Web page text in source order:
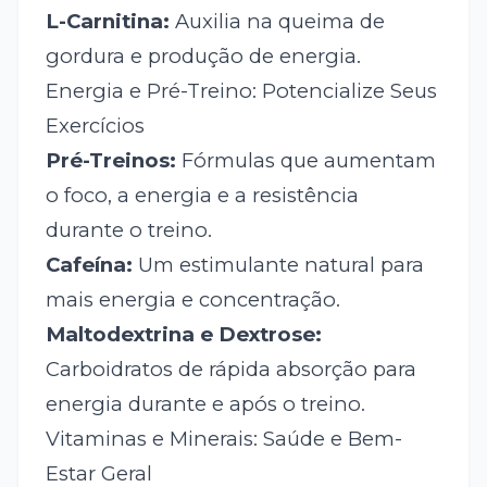
L-Carnitina: Auxilia na queima de
gordura e produção de energia.
Energia e Pré-Treino: Potencialize Seus
Exercícios
Pré-Treinos: Fórmulas que aumentam
o foco, a energia e a resistência
durante o treino.
Cafeína: Um estimulante natural para
mais energia e concentração.
Maltodextrina e Dextrose:
Carboidratos de rápida absorção para
energia durante e após o treino.
Vitaminas e Minerais: Saúde e Bem-
Estar Geral